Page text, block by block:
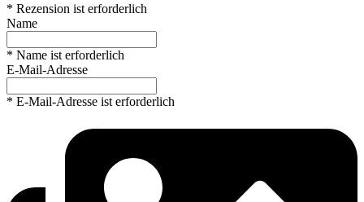
* Rezension ist erforderlich
Name
* Name ist erforderlich
E-Mail-Adresse
* E-Mail-Adresse ist erforderlich